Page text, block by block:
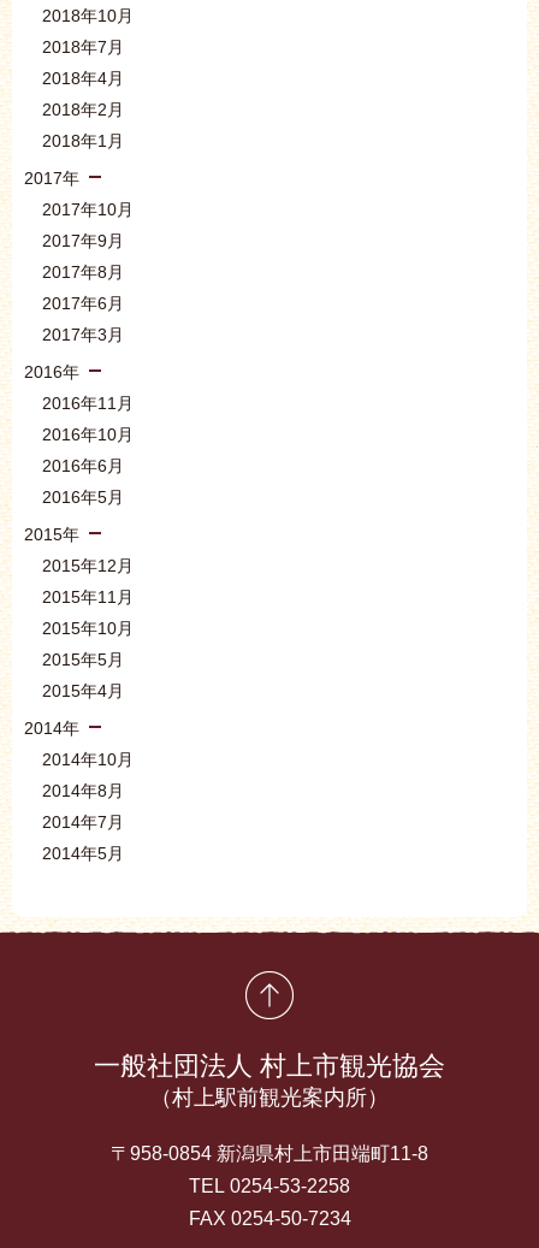
2018年10月
2018年7月
2018年4月
2018年2月
2018年1月
2017年
2017年10月
2017年9月
2017年8月
2017年6月
2017年3月
2016年
2016年11月
2016年10月
2016年6月
2016年5月
2015年
2015年12月
2015年11月
2015年10月
2015年5月
2015年4月
2014年
2014年10月
2014年8月
2014年7月
2014年5月
一般社団法人 村上市観光協会
（村上駅前観光案内所）
〒958-0854 新潟県村上市田端町11-8
TEL 0254-53-2258
FAX 0254-50-7234